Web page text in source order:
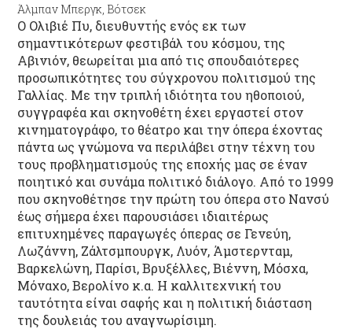
Άλμπαν Μπεργκ, Βότσεκ
Ο Ολιβιέ Πυ, διευθυντής ενός εκ των
σημαντικότερων φεστιβάλ του κόσμου, της
Αβινιόν, θεωρείται μια από τις σπουδαιότερες
προσωπικότητες του σύγχρονου πολιτισμού της
Γαλλίας. Με την τριπλή ιδιότητα του ηθοποιού,
συγγραφέα και σκηνοθέτη έχει εργαστεί στον
κινηματογράφο, το θέατρο και την όπερα έχοντας
πάντα ως γνώμονα να περιλάβει στην τέχνη του
τους προβληματισμούς της εποχής μας σε έναν
ποιητικό και συνάμα πολιτικό διάλογο. Από το 1999
που σκηνοθέτησε την πρώτη του όπερα στο Νανσύ
έως σήμερα έχει παρουσιάσει ιδιαιτέρως
επιτυχημένες παραγωγές όπερας σε Γενεύη,
Λωζάννη, Ζάλτσμπουργκ, Λυόν, Άμστερνταμ,
Βαρκελώνη, Παρίσι, Βρυξέλλες, Βιέννη, Μόσχα,
Μόναχο, Βερολίνο κ.α. Η καλλιτεχνική του
ταυτότητα είναι σαφής και η πολιτική διάσταση
της δουλειάς του αναγνωρίσιμη.